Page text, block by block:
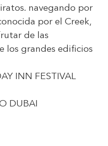
navegando por
por el Creek,
de las
los grandes edificios
INN FESTIVAL
DUBAI